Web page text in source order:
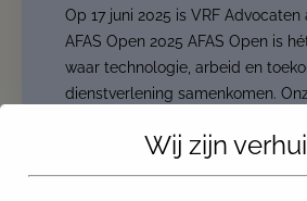
Op 17 juni 2025 is VRF Advocaten
AFAS Open 2025 AFAS Open is
waar technologie, arbeid en
dienstverlening samenkomen.
namens Next Standard aanwezig
Wij zijn